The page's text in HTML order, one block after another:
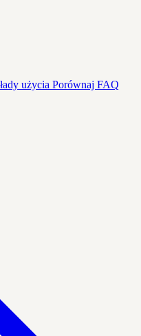
użycia Porównaj FAQ